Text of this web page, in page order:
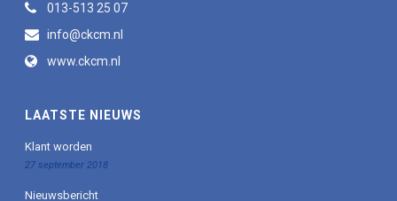
013-513 25 07
info@ckcm.nl
www.ckcm.nl
LAATSTE NIEUWS
Klant worden
27 september 2018
Nieuwsbericht